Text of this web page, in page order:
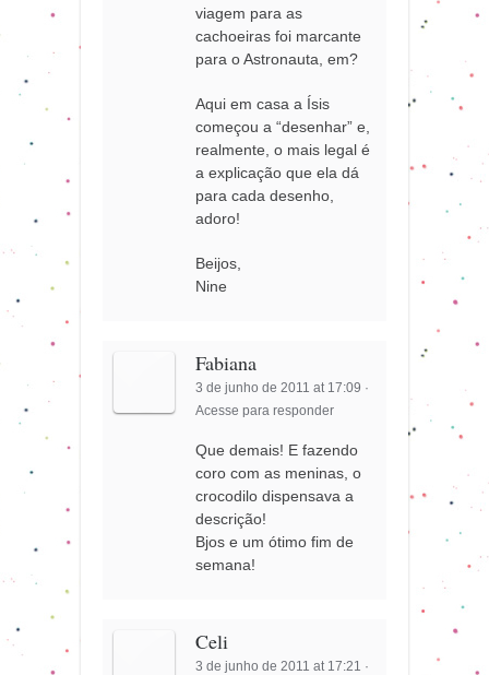
viagem para as
cachoeiras foi marcante
para o Astronauta, em?
Aqui em casa a Ísis
começou a “desenhar” e,
realmente, o mais legal é
a explicação que ela dá
para cada desenho,
adoro!
Beijos,
Nine
Fabiana
3 de junho de 2011 at 17:09 ·
Acesse para responder
Que demais! E fazendo
coro com as meninas, o
crocodilo dispensava a
descrição!
Bjos e um ótimo fim de
semana!
Celi
3 de junho de 2011 at 17:21 ·